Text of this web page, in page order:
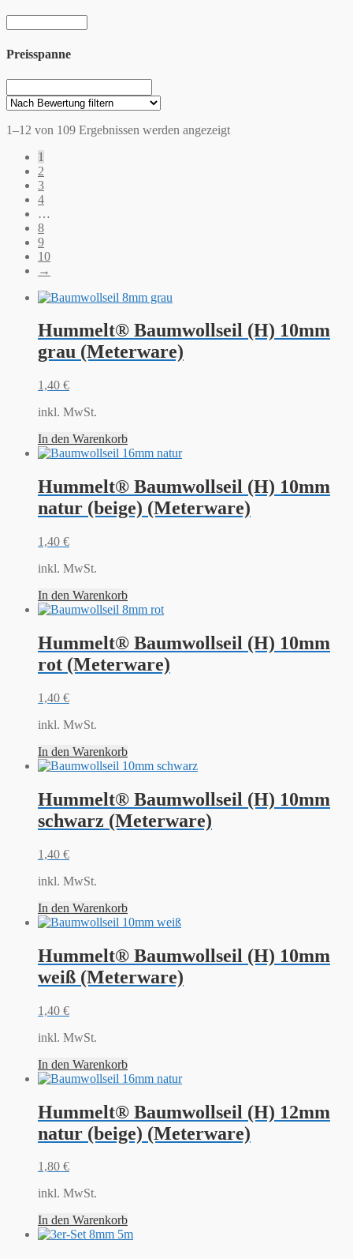
Preisspanne
1–12 von 109 Ergebnissen werden angezeigt
1
2
3
4
…
8
9
10
→
Hummelt® Baumwollseil (H) 10mm
grau (Meterware)
1,40 €
inkl. MwSt.
In den Warenkorb
Hummelt® Baumwollseil (H) 10mm
natur (beige) (Meterware)
1,40 €
inkl. MwSt.
In den Warenkorb
Hummelt® Baumwollseil (H) 10mm
rot (Meterware)
1,40 €
inkl. MwSt.
In den Warenkorb
Hummelt® Baumwollseil (H) 10mm
schwarz (Meterware)
1,40 €
inkl. MwSt.
In den Warenkorb
Hummelt® Baumwollseil (H) 10mm
weiß (Meterware)
1,40 €
inkl. MwSt.
In den Warenkorb
Hummelt® Baumwollseil (H) 12mm
natur (beige) (Meterware)
1,80 €
inkl. MwSt.
In den Warenkorb